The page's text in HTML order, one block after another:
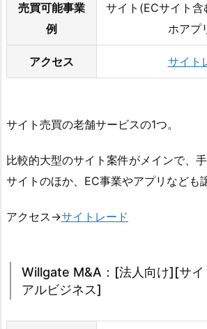
売買可能事業
例
サイト(ECサイト
ホアプ
アクセス サイト
サイト売買の老舗サービスの1つ。
比較的大型のサイト案件がメインで、手
サイトのほか、EC事業やアプリなども
アクセス→サイトレード
Willgate M&A：[法人向け][サイ
アルビジネス]